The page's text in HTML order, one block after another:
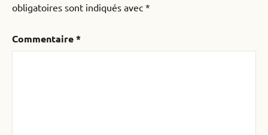
obligatoires sont indiqués avec *
Commentaire*